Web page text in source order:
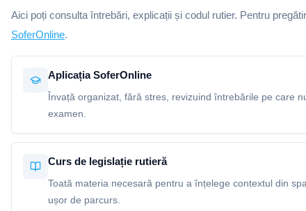
Aici poți consulta întrebări, explicații și codul rutier. Pentru
SoferOnline.
Aplicația SoferOnline
Învață organizat, fără stres, revizuind întrebările pe care
examen.
Curs de legislație rutieră
Toată materia necesară pentru a înțelege contextul din
ușor de parcurs.